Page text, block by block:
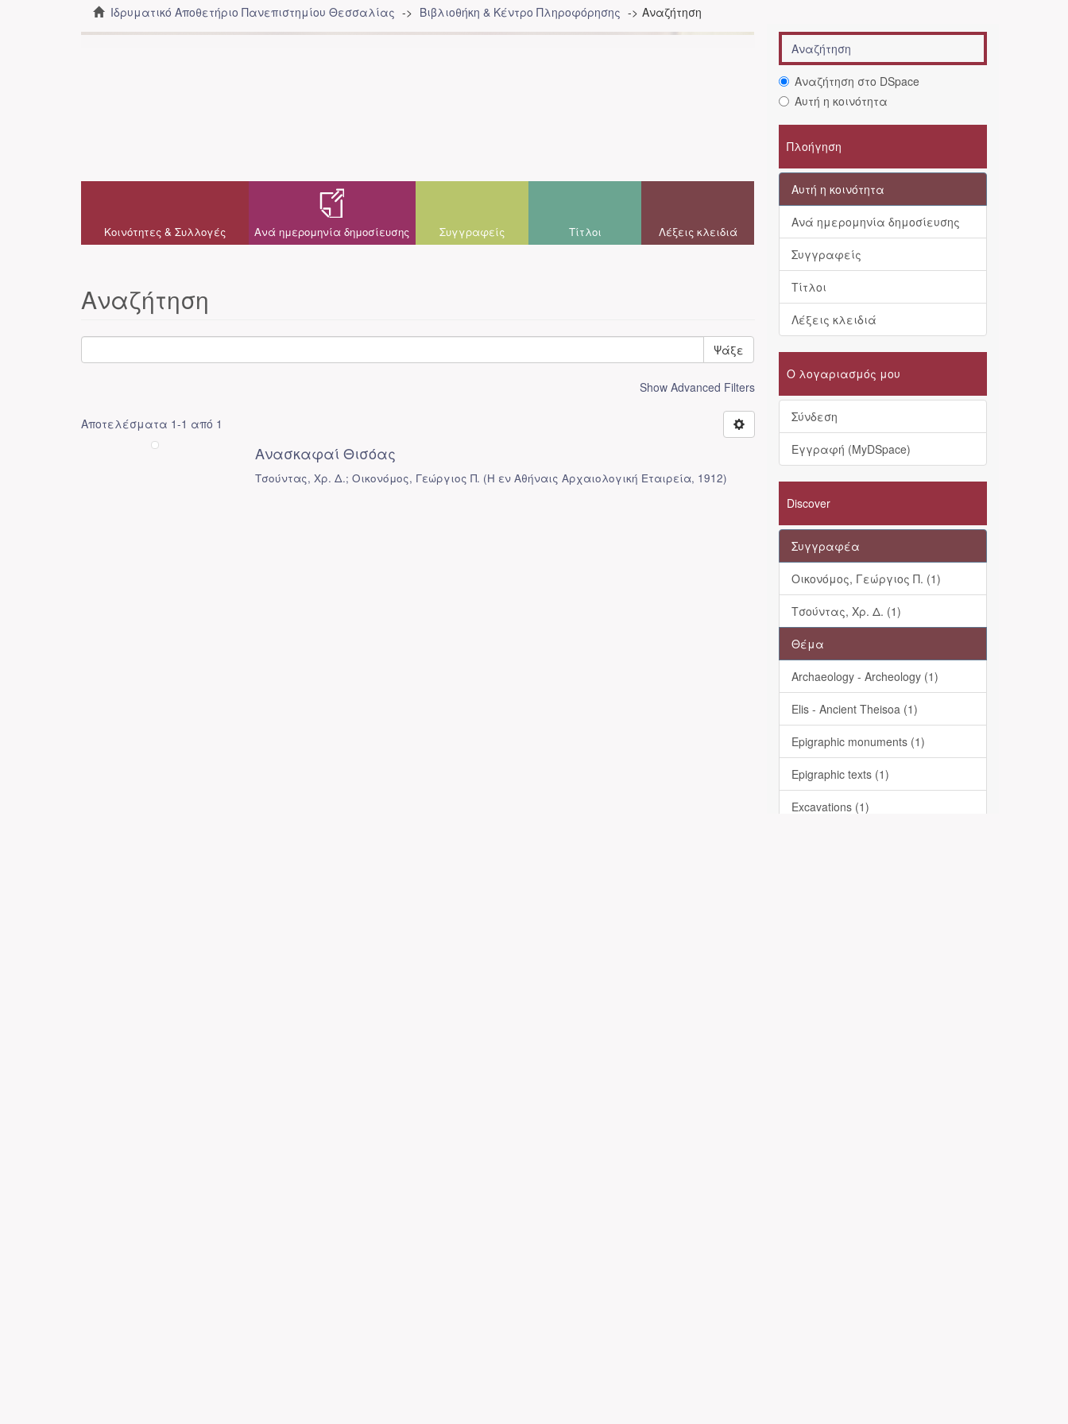
Ιδρυματικό Αποθετήριο Πανεπιστημίου Θεσσαλίας Βιβλιοθήκη & Κέντρο Πληροφόρησης Αναζήτηση
Κοινότητες & Συλλογές Ανά ημερομηνία δημοσίευσης Συγγραφείς Τίτλοι Λέξεις κλειδιά
Αναζήτηση
Ψάξε
Show Advanced Filters
Αποτελέσματα 1-1 από 1
Ανασκαφαί Θισόας
Τσούντας, Χρ. Δ.; Οικονόμος, Γεώργιος Π. (Η εν Αθήναις Αρχαιολογική Εταιρεία, 1912)
Αναζήτηση στο DSpace
Αυτή η κοινότητα
Πλοήγηση
Αυτή η κοινότητα
Ανά ημερομηνία δημοσίευσης
Συγγραφείς
Τίτλοι
Λέξεις κλειδιά
Ο λογαριασμός μου
Σύνδεση
Εγγραφή (MyDSpace)
Discover
Συγγραφέα
Οικονόμος, Γεώργιος Π. (1)
Τσούντας, Χρ. Δ. (1)
Θέμα
Archaeology - Archeology (1)
Elis - Ancient Theisoa (1)
Epigraphic monuments (1)
Epigraphic texts (1)
Excavations (1)